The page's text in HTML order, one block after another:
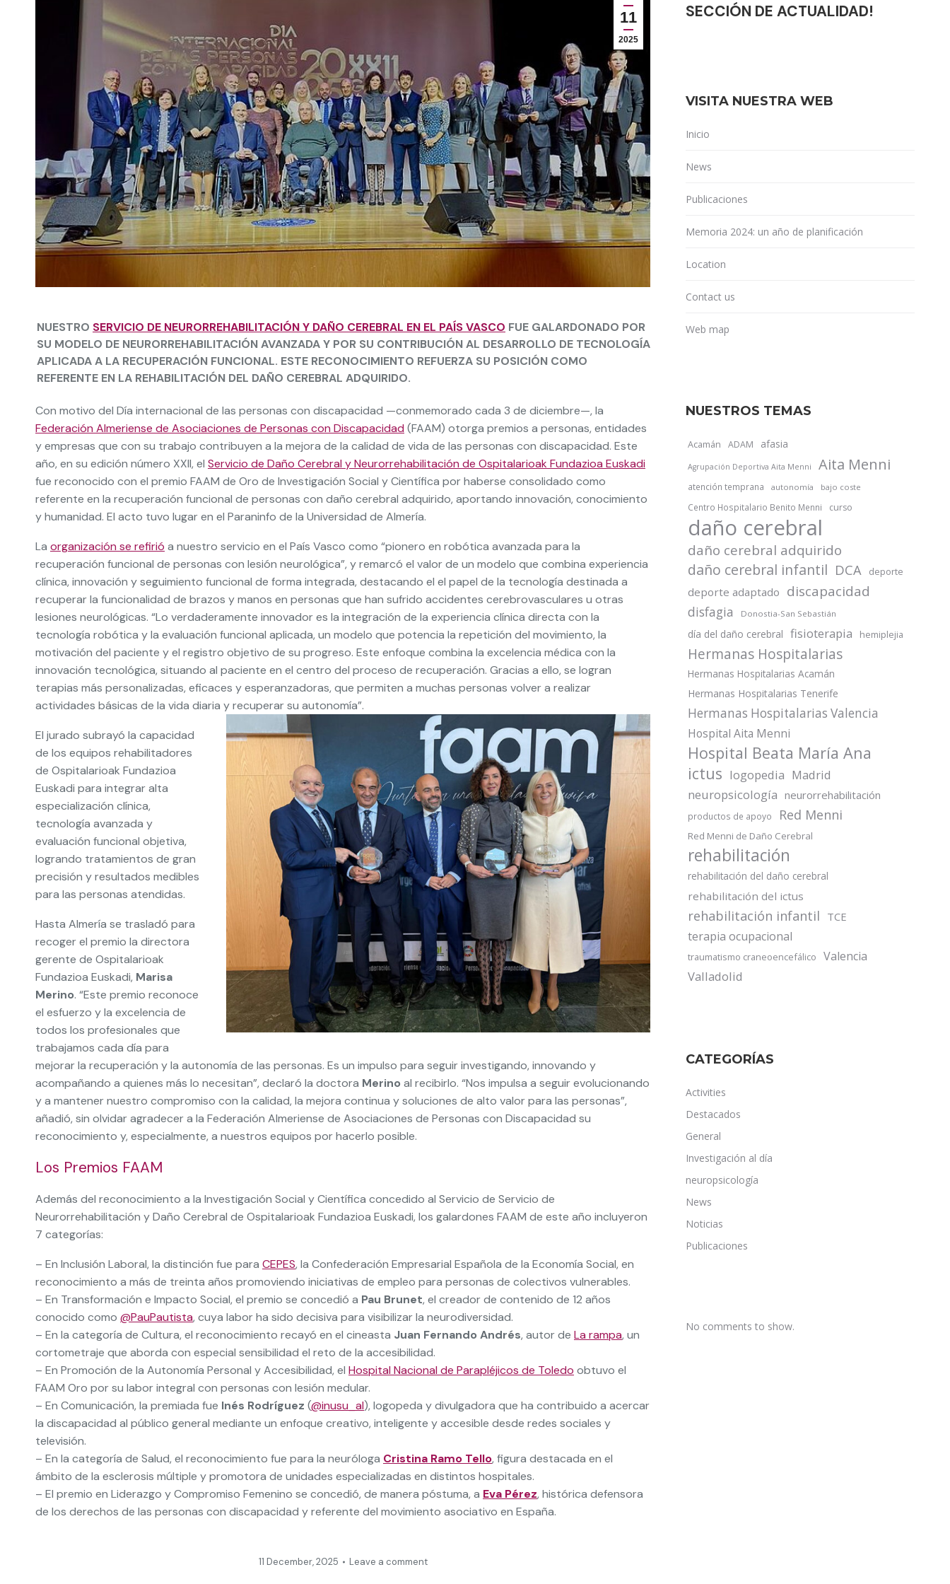
11
2025
NUESTRO SERVICIO DE NEURORREHABILITACIÓN Y DAÑO CEREBRAL EN EL PAÍS VASCO FUE GALARDONADO POR
SU MODELO DE NEURORREHABILITACIÓN AVANZADA Y POR SU CONTRIBUCIÓN AL DESARROLLO DE TECNOLOGÍA
APLICADA A LA RECUPERACIÓN FUNCIONAL. ESTE RECONOCIMIENTO REFUERZA SU POSICIÓN COMO
REFERENTE EN LA REHABILITACIÓN DEL DAÑO CEREBRAL ADQUIRIDO.
Con motivo del Día internacional de las personas con discapacidad —conmemorado cada 3 de diciembre—, la
Federación Almeriense de Asociaciones de Personas con Discapacidad (FAAM) otorga premios a personas, entidades
y empresas que con su trabajo contribuyen a la mejora de la calidad de vida de las personas con discapacidad. Este
año, en su edición número XXII, el Servicio de Daño Cerebral y Neurorrehabilitación de Ospitalarioak Fundazioa Euskadi
fue reconocido con el premio FAAM de Oro de Investigación Social y Científica por haberse consolidado como
referente en la recuperación funcional de personas con daño cerebral adquirido, aportando innovación, conocimiento
y humanidad. El acto tuvo lugar en el Paraninfo de la Universidad de Almería.
La organización se refirió a nuestro servicio en el País Vasco como “pionero en robótica avanzada para la
recuperación funcional de personas con lesión neurológica”, y remarcó el valor de un modelo que combina experiencia
clínica, innovación y seguimiento funcional de forma integrada, destacando el el papel de la tecnología destinada a
recuperar la funcionalidad de brazos y manos en personas que han sufrido accidentes cerebrovasculares u otras
lesiones neurológicas. “Lo verdaderamente innovador es la integración de la experiencia clínica directa con la
tecnología robótica y la evaluación funcional aplicada, un modelo que potencia la repetición del movimiento, la
motivación del paciente y el registro objetivo de su progreso. Este enfoque combina la excelencia médica con la
innovación tecnológica, situando al paciente en el centro del proceso de recuperación. Gracias a ello, se logran
terapias más personalizadas, eficaces y esperanzadoras, que permiten a muchas personas volver a realizar
actividades básicas de la vida diaria y recuperar su autonomía”.
El jurado subrayó la capacidad
de los equipos rehabilitadores
de Ospitalarioak Fundazioa
Euskadi para integrar alta
especialización clínica,
tecnología avanzada y
evaluación funcional objetiva,
logrando tratamientos de gran
precisión y resultados medibles
para las personas atendidas.
Hasta Almería se trasladó para
recoger el premio la directora
gerente de Ospitalarioak
Fundazioa Euskadi, Marisa
Merino. “Este premio reconoce
el esfuerzo y la excelencia de
todos los profesionales que
trabajamos cada día para
mejorar la recuperación y la autonomía de las personas. Es un impulso para seguir investigando, innovando y
acompañando a quienes más lo necesitan”, declaró la doctora Merino al recibirlo. “Nos impulsa a seguir evolucionando
y a mantener nuestro compromiso con la calidad, la mejora continua y soluciones de alto valor para las personas”,
añadió, sin olvidar agradecer a la Federación Almeriense de Asociaciones de Personas con Discapacidad su
reconocimiento y, especialmente, a nuestros equipos por hacerlo posible.
Los Premios FAAM
Además del reconocimiento a la Investigación Social y Científica concedido al Servicio de Servicio de
Neurorrehabilitación y Daño Cerebral de Ospitalarioak Fundazioa Euskadi, los galardones FAAM de este año incluyeron
7 categorías:
– En Inclusión Laboral, la distinción fue para CEPES, la Confederación Empresarial Española de la Economía Social, en
reconocimiento a más de treinta años promoviendo iniciativas de empleo para personas de colectivos vulnerables.
– En Transformación e Impacto Social, el premio se concedió a Pau Brunet, el creador de contenido de 12 años
conocido como @PauPautista, cuya labor ha sido decisiva para visibilizar la neurodiversidad.
– En la categoría de Cultura, el reconocimiento recayó en el cineasta Juan Fernando Andrés, autor de La rampa, un
cortometraje que aborda con especial sensibilidad el reto de la accesibilidad.
– En Promoción de la Autonomía Personal y Accesibilidad, el Hospital Nacional de Parapléjicos de Toledo obtuvo el
FAAM Oro por su labor integral con personas con lesión medular.
– En Comunicación, la premiada fue Inés Rodríguez (@inusu_al), logopeda y divulgadora que ha contribuido a acercar
la discapacidad al público general mediante un enfoque creativo, inteligente y accesible desde redes sociales y
televisión.
– En la categoría de Salud, el reconocimiento fue para la neuróloga Cristina Ramo Tello, figura destacada en el
ámbito de la esclerosis múltiple y promotora de unidades especializadas en distintos hospitales.
– El premio en Liderazgo y Compromiso Femenino se concedió, de manera póstuma, a Eva Pérez, histórica defensora
de los derechos de las personas con discapacidad y referente del movimiento asociativo en España.
11 December, 2025 Leave a comment
SECCIÓN DE ACTUALIDAD!
VISITA NUESTRA WEB
Inicio
News
Publicaciones
Memoria 2024: un año de planificación
Location
Contact us
Web map
NUESTROS TEMAS
Acamán ADAM afasia
Agrupación Deportiva Aita Menni Aita Menni
atención temprana autonomía bajo coste
Centro Hospitalario Benito Menni curso
daño cerebral
daño cerebral adquirido
daño cerebral infantil DCA deporte
deporte adaptado discapacidad
disfagia Donostia-San Sebastián
día del daño cerebral fisioterapia hemiplejia
Hermanas Hospitalarias
Hermanas Hospitalarias Acamán
Hermanas Hospitalarias Tenerife
Hermanas Hospitalarias Valencia
Hospital Aita Menni
Hospital Beata María Ana
ictus logopedia Madrid
neuropsicología neurorrehabilitación
productos de apoyo Red Menni
Red Menni de Daño Cerebral
rehabilitación
rehabilitación del daño cerebral
rehabilitación del ictus
rehabilitación infantil TCE
terapia ocupacional
traumatismo craneoencefálico Valencia
Valladolid
CATEGORÍAS
Activities
Destacados
General
Investigación al día
neuropsicología
News
Noticias
Publicaciones
No comments to show.